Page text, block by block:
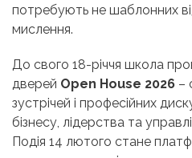
потребують не шаблонних
мислення.
До свого 18-річчя школа
дверей Open House 2026 –
зустрічей і професійних
бізнесу, лідерства та
Подія 14 лютого стане